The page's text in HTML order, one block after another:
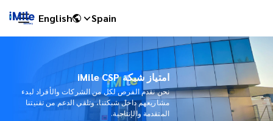
Spain
English
امتياز شبكة iMile CSP
نحن نقدم الفرص لكل من الشركات والأفراد لبدء
مشاريعهم داخل شبكتنا، وتلقي الدعم من تقنيتنا
المتقدمة والإنتاجية.